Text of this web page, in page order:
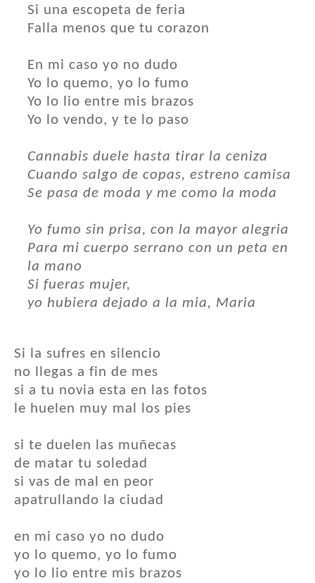
Si una escopeta de feria
Falla menos que tu corazon
En mi caso yo no dudo
Yo lo quemo, yo lo fumo
Yo lo lio entre mis brazos
Yo lo vendo, y te lo paso
Cannabis duele hasta tirar la ceniza
Cuando salgo de copas, estreno camisa
Se pasa de moda y me como la moda
Yo fumo sin prisa, con la mayor alegria
Para mi cuerpo serrano con un peta en
la mano
Si fueras mujer,
yo hubiera dejado a la mia, Maria
Si la sufres en silencio
no llegas a fin de mes
si a tu novia esta en las fotos
le huelen muy mal los pies
si te duelen las muñecas
de matar tu soledad
si vas de mal en peor
apatrullando la ciudad
en mi caso yo no dudo
yo lo quemo, yo lo fumo
yo lo lio entre mis brazos